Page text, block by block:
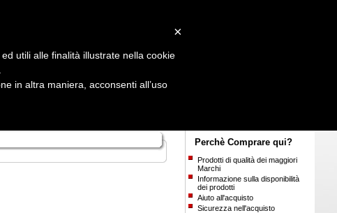
Perchè Comprare qui?
Prodotti di qualità dei maggiori
Marchi
Informazione sulla disponibilità
dei prodotti
Aiuto all'acquisto
Sicurezza nell'acquisto
×
utili alle finalità illustrate nella cookie
in altra maniera, acconsenti all’uso